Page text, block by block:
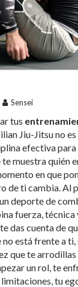
Sensei
tus
Jiu-Jitsu no
efectiva
muestra quién
en que
de ti cambia. Al
deporte de
fuerza, técnica
das cuenta de
está frente a ti,
que te
un rol, te
tu